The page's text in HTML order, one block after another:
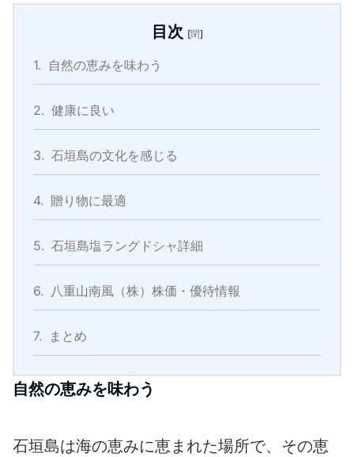
目次 [閉]
1. 自然の恵みを味わう
2. 健康に良い
3. 石垣島の文化を感じる
4. 贈り物に最適
5. 石垣島塩ラングドシャ詳細
6. 八重山南風（株）株価・優待情報
7. まとめ
自然の恵みを味わう
石垣島は海の恵みに恵まれた場所で、その恵